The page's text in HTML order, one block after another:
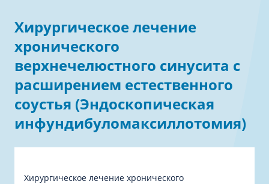
Хирургическое лечение
хронического
верхнечелюстного синусита с
расширением естественного
соустья (Эндоскопическая
инфундибуломаксиллотомия)
Хирургическое лечение хронического